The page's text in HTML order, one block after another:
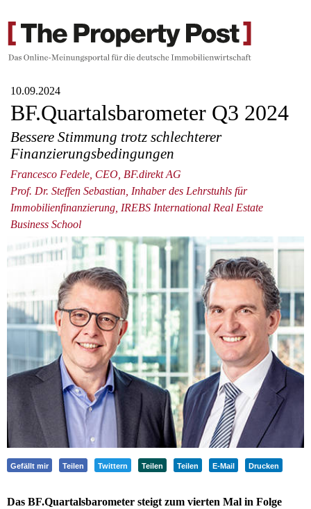
10.09.2024
BF.Quartalsbarometer Q3 2024
Bessere Stimmung trotz schlechterer
Finanzierungsbedingungen
Francesco Fedele, CEO, BF.direkt AG
Prof. Dr. Steffen Sebastian, Inhaber des Lehrstuhls für
Immobilienfinanzierung, IREBS International Real Estate
Business School
Gefällt mir Teilen Twittern Teilen Teilen E-Mail Drucken
Das BF.Quartalsbarometer steigt zum vierten Mal in Folge